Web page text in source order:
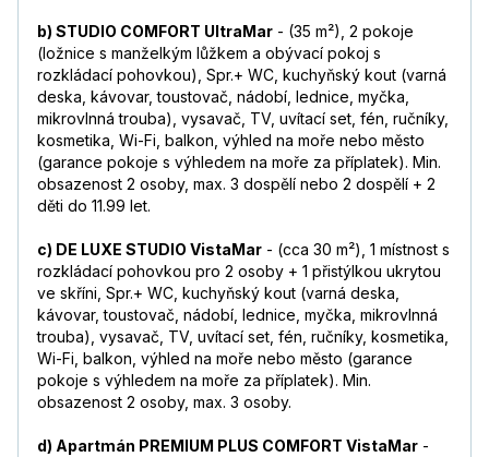
b) STUDIO COMFORT UltraMar - (35 m²), 2 pokoje
(ložnice s manželkým lůžkem a obývací pokoj s
rozkládací pohovkou), Spr.+ WC, kuchyňský kout (varná
deska, kávovar, toustovač, nádobí, lednice, myčka,
mikrovlnná trouba), vysavač, TV, uvítací set, fén, ručníky,
kosmetika, Wi-Fi, balkon, výhled na moře nebo město
(garance pokoje s výhledem na moře za příplatek). Min.
obsazenost 2 osoby, max. 3 dospělí nebo 2 dospělí + 2
děti do 11.99 let.
c) DE LUXE STUDIO VistaMar - (cca 30 m²), 1 místnost s
rozkládací pohovkou pro 2 osoby + 1 přistýlkou ukrytou
ve skříni, Spr.+ WC, kuchyňský kout (varná deska,
kávovar, toustovač, nádobí, lednice, myčka, mikrovlnná
trouba), vysavač, TV, uvítací set, fén, ručníky, kosmetika,
Wi-Fi, balkon, výhled na moře nebo město (garance
pokoje s výhledem na moře za příplatek). Min.
obsazenost 2 osoby, max. 3 osoby.
d) Apartmán PREMIUM PLUS COMFORT VistaMar -